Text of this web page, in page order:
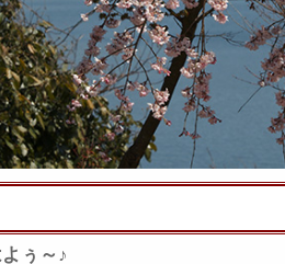
ぅ～♪